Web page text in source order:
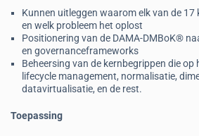
Kunnen uitleggen waarom elk van de
en welk probleem het oplost
Positionering van de DAMA-DMBoK®
en governanceframeworks
Beheersing van de kernbegrippen die
lifecycle management, normalisatie,
datavirtualisatie, en de rest.
Toepassing